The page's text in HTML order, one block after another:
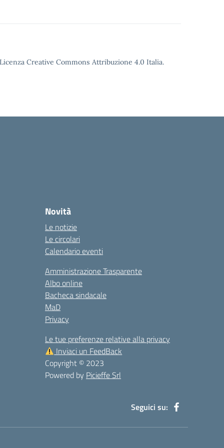
Creative Commons Attribuzione 4.0 Italia.
Novità
Le notizie
Le circolari
Calendario eventi
Amministrazione Trasparente
Albo online
Bacheca sindacale
MaD
Privacy
Le tue preferenze relative alla privacy
Inviaci un FeedBack
Copyright © 2023
Powered by Picieffe Srl
Seguici su: